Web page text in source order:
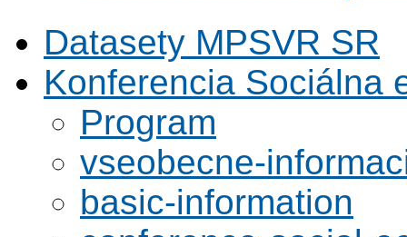
Datasety MPSVR SR
Konferencia Sociálna
Program
vseobecne-
basic-information